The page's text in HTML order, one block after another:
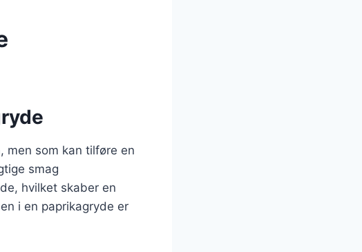
men som kan tilføre en
smag
hvilket skaber en
i en paprikagryde er